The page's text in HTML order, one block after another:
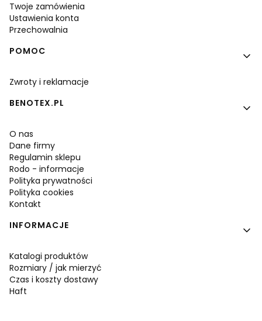
Twoje zamówienia
Ustawienia konta
Przechowalnia
POMOC
Zwroty i reklamacje
BENOTEX.PL
O nas
Dane firmy
Regulamin sklepu
Rodo - informacje
Polityka prywatności
Polityka cookies
Kontakt
INFORMACJE
Katalogi produktów
Rozmiary / jak mierzyć
Czas i koszty dostawy
Haft